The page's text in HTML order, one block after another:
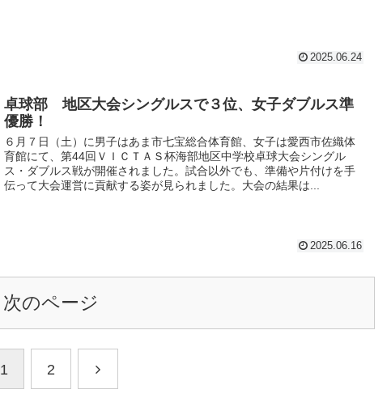
2025.06.24
卓球部 地区大会シングルスで３位、女子ダブルス準
優勝！
６月７日（土）に男子はあま市七宝総合体育館、女子は愛西市佐織体
育館にて、第44回ＶＩＣＴＡＳ杯海部地区中学校卓球大会シングル
ス・ダブルス戦が開催されました。試合以外でも、準備や片付けを手
伝って大会運営に貢献する姿が見られました。大会の結果は...
2025.06.16
次のページ
1 2